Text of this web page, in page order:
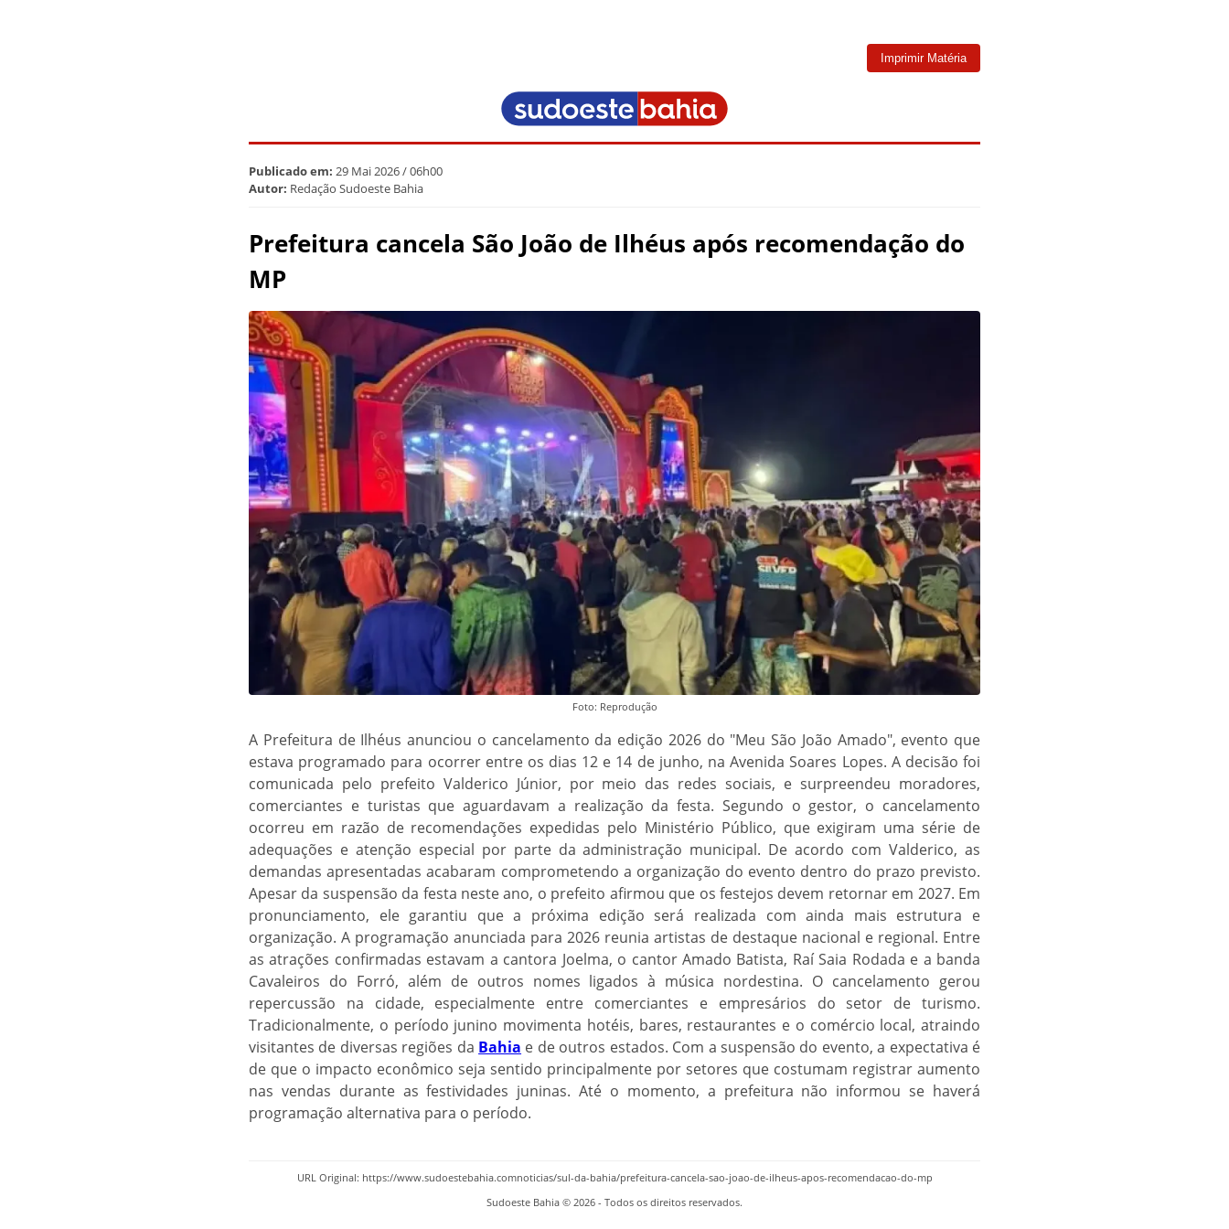
Imprimir Matéria
Publicado em: 29 Mai 2026 / 06h00
Autor: Redação Sudoeste Bahia
Prefeitura cancela São João de Ilhéus após recomendação do
MP
Foto: Reprodução
A Prefeitura de Ilhéus anunciou o cancelamento da edição 2026 do "Meu São João Amado", evento que
estava programado para ocorrer entre os dias 12 e 14 de junho, na Avenida Soares Lopes. A decisão foi
comunicada pelo prefeito Valderico Júnior, por meio das redes sociais, e surpreendeu moradores,
comerciantes e turistas que aguardavam a realização da festa. Segundo o gestor, o cancelamento
ocorreu em razão de recomendações expedidas pelo Ministério Público, que exigiram uma série de
adequações e atenção especial por parte da administração municipal. De acordo com Valderico, as
demandas apresentadas acabaram comprometendo a organização do evento dentro do prazo previsto.
Apesar da suspensão da festa neste ano, o prefeito afirmou que os festejos devem retornar em 2027. Em
pronunciamento, ele garantiu que a próxima edição será realizada com ainda mais estrutura e
organização. A programação anunciada para 2026 reunia artistas de destaque nacional e regional. Entre
as atrações confirmadas estavam a cantora Joelma, o cantor Amado Batista, Raí Saia Rodada e a banda
Cavaleiros do Forró, além de outros nomes ligados à música nordestina. O cancelamento gerou
repercussão na cidade, especialmente entre comerciantes e empresários do setor de turismo.
Tradicionalmente, o período junino movimenta hotéis, bares, restaurantes e o comércio local, atraindo
visitantes de diversas regiões da Bahia e de outros estados. Com a suspensão do evento, a expectativa é
de que o impacto econômico seja sentido principalmente por setores que costumam registrar aumento
nas vendas durante as festividades juninas. Até o momento, a prefeitura não informou se haverá
programação alternativa para o período.
URL Original: https://www.sudoestebahia.comnoticias/sul-da-bahia/prefeitura-cancela-sao-joao-de-ilheus-apos-recomendacao-do-mp
Sudoeste Bahia © 2026 - Todos os direitos reservados.